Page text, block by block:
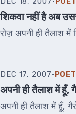
शिकवा नहीं है अब
रोज़ अपनी ही तैलाश
DEC 17, 2007·
अपनी ही तैलाश में हूँ,
अपनी ही तैलाश में हूँ,